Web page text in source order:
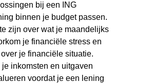
bij een ING
binnen je budget passen.
zijn over wat je maandelijks
je financiële stress en
je financiële situatie.
inkomsten en uitgaven
voordat je een lening